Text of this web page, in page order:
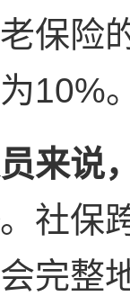
保险
10%
来说
。社保
完整